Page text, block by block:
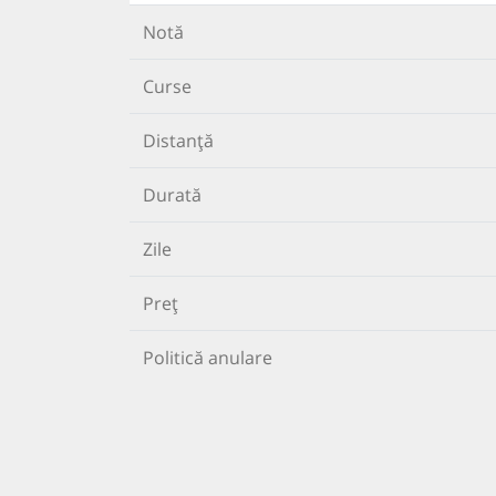
Notă
Curse
Distanță
Durată
Zile
Preț
Politică anulare